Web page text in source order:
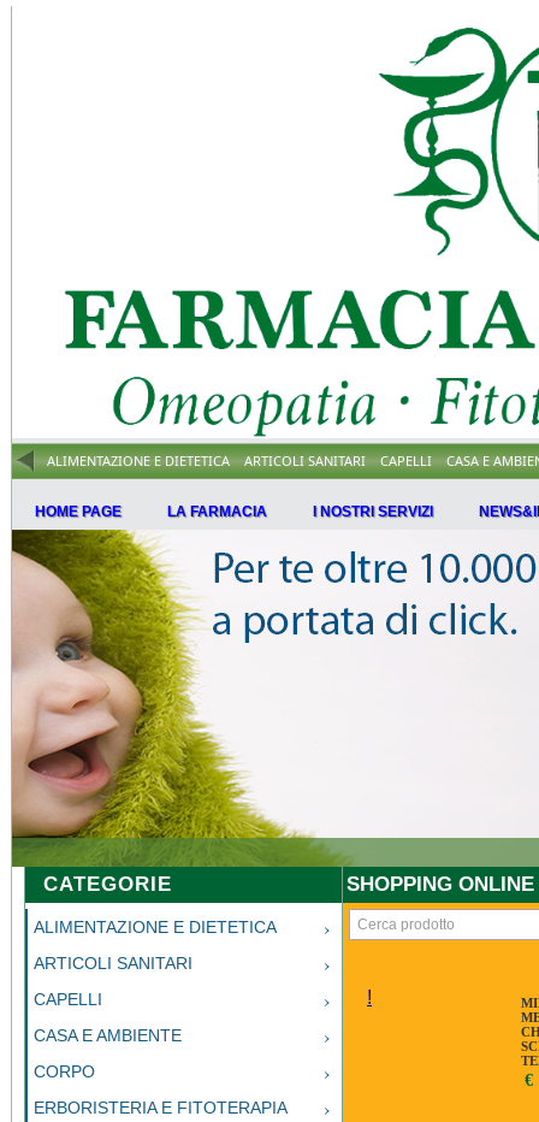
ALIMENTAZIONE E DIETETICA ARTICOLI SANITARI CAPELLI CASA E
HOME PAGE LA FARMACIA I NOSTRI SERVIZI
CATEGORIE
ALIMENTAZIONE E DIETETICA
ARTICOLI SANITARI
CAPELLI
CASA E AMBIENTE
CORPO
ERBORISTERIA E FITOTERAPIA
SHOPPING ONLINE
!
€